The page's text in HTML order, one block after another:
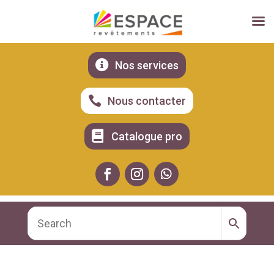
 Nos services
 Nous contacter
 Catalogue pro